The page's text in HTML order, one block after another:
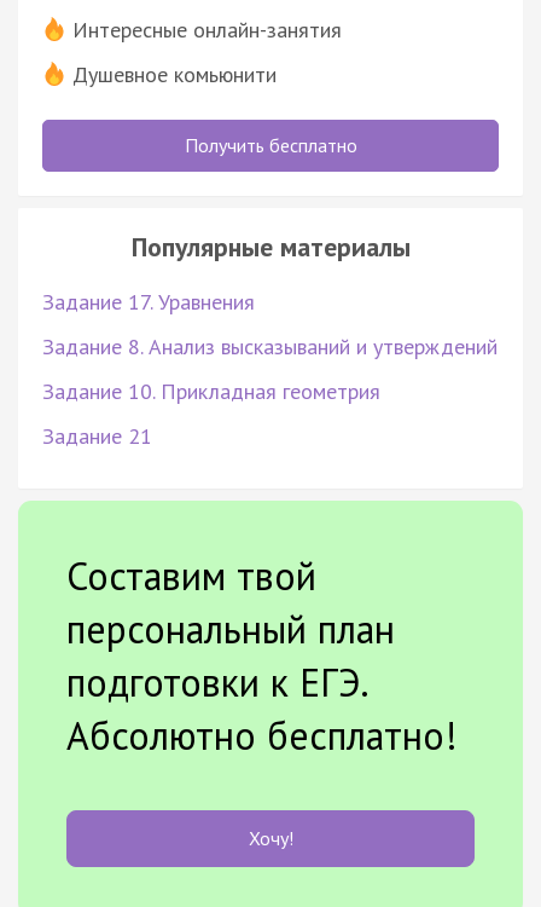
Интересные онлайн-занятия
Душевное комьюнити
Получить бесплатно
Популярные материалы
Задание 17. Уравнения
Задание 8. Анализ высказываний и утверждений
Задание 10. Прикладная геометрия
Задание 21
Составим твой
персональный план
подготовки к ЕГЭ.
Абсолютно бесплатно!
Хочу!